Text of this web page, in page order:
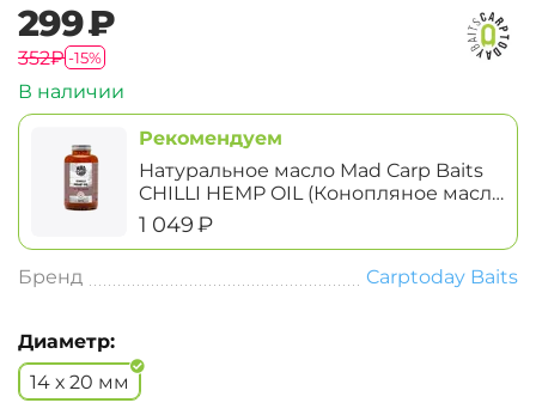
‍299‍₽
‍352‍₽-15%
В наличии
Рекомендуем
Натуральное масло Mad Carp Baits
CHILLI HEMP OIL (Конопляное масло
с Чили Перцем)
‍1 049‍₽
Бренд Carptoday Baits
Диаметр:
14 х 20 мм